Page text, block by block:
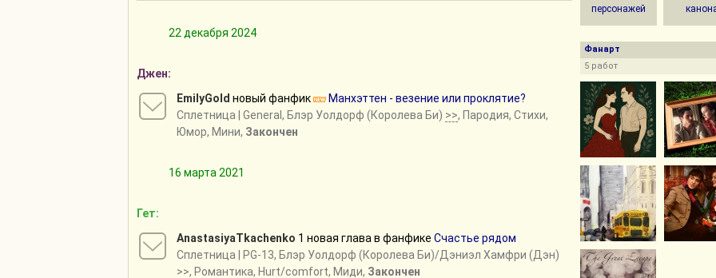
22 декабря 2024
Джен:
EmilyGold новый фанфик
Манхэттен - везение или проклятие?
Сплетница | General, Блэр Уолдорф (Королева Би) >>, Пародия, Стихи,
Юмор, Мини, Закончен
16 марта 2021
Гет:
AnastasiyaTkachenko 1 новая глава в фанфике Счастье рядом
Сплетница | PG-13, Блэр Уолдорф (Королева Би)/Дэниэл Хамфри (Дэн)
>>, Романтика, Hurt/comfort, Миди, Закончен
персонажей
Фанарт
5 работ